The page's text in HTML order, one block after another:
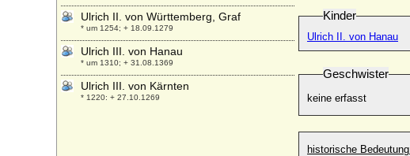
Kinder
Ulrich II. von Hanau
Geschwister
keine erfasst
historische
Ulrich II. von Württemberg, Graf
* um 1254; + 18.09.1279
Ulrich III. von Hanau
* um 1310; + 31.08.1369
Ulrich III. von Kärnten
* 1220; + 27.10.1269